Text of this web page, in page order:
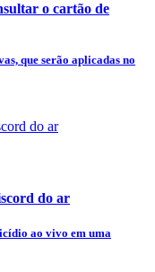
o cartão de
que serão aplicadas no
do ar
ao vivo em uma